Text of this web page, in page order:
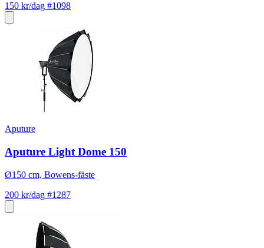
150 kr/dag #1098
Aputure
Aputure Light Dome 150
Ø150 cm, Bowens-fäste
200 kr/dag #1287